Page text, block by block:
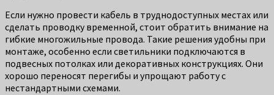
Если нужно провести кабель в труднодоступных местах или
сделать проводку временной, стоит обратить внимание на
гибкие многожильные провода. Такие решения удобны при
монтаже, особенно если светильники подключаются в
подвесных потолках или декоративных конструкциях. Они
хорошо переносят перегибы и упрощают работу с
нестандартными схемами.